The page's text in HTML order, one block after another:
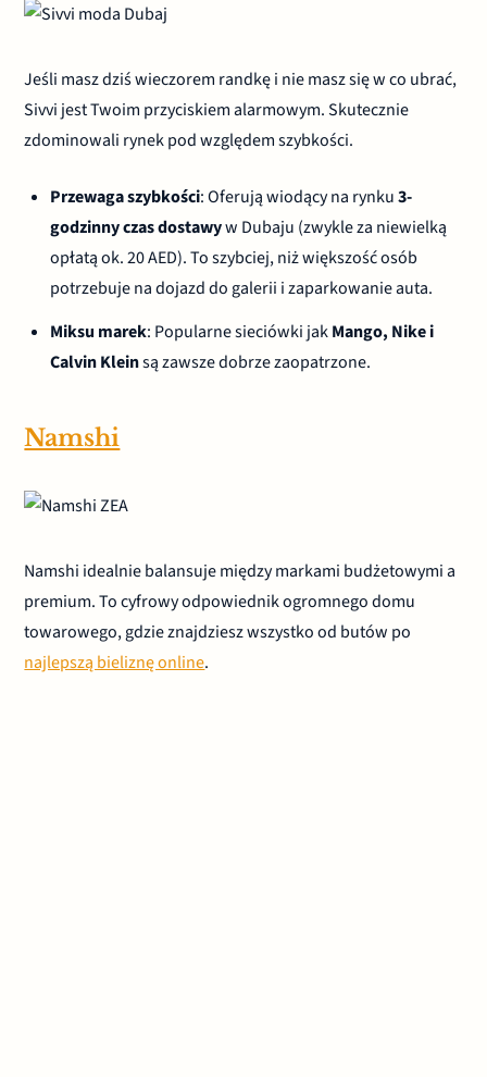
Jeśli masz dziś wieczorem randkę i nie masz się w co ubrać,
Sivvi jest Twoim przyciskiem alarmowym. Skutecznie
zdominowali rynek pod względem szybkości.
Przewaga szybkości: Oferują wiodący na rynku3-
godzinny czas dostawyw Dubaju (zwykle za niewielką
opłatą ok. 20 AED). To szybciej, niż większość osób
potrzebuje na dojazd do galerii i zaparkowanie auta.
Miksu marek: Popularne sieciówki jakMango, Nike i
Calvin Kleinsą zawsze dobrze zaopatrzone.
Namshi
Namshi idealnie balansuje między markami budżetowymi a
premium. To cyfrowy odpowiednik ogromnego domu
towarowego, gdzie znajdziesz wszystko od butów po
najlepszą bieliznę online.